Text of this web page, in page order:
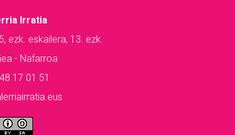
Irratia
ezk. eskailera, 13. ezk.
- Nafarroa
17 01 51